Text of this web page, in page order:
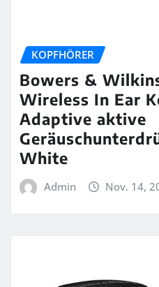
KOPFHÖRER
Bowers &
Wireless In Ear
Adaptive aktive
White
Admin Nov. 14,